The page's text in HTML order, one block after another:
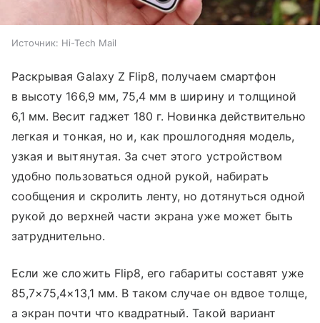
Источник: Hi-Tech Mail
Раскрывая Galaxy Z Flip8, получаем смартфон
в высоту 166,9 мм, 75,4 мм в ширину и толщиной
6,1 мм. Весит гаджет 180 г. Новинка действительно
легкая и тонкая, но и, как прошлогодняя модель,
узкая и вытянутая. За счет этого устройством
удобно пользоваться одной рукой, набирать
сообщения и скролить ленту, но дотянуться одной
рукой до верхней части экрана уже может быть
затруднительно.
Если же сложить Flip8, его габариты составят уже
85,7×75,4×13,1 мм. В таком случае он вдвое толще,
а экран почти что квадратный. Такой вариант